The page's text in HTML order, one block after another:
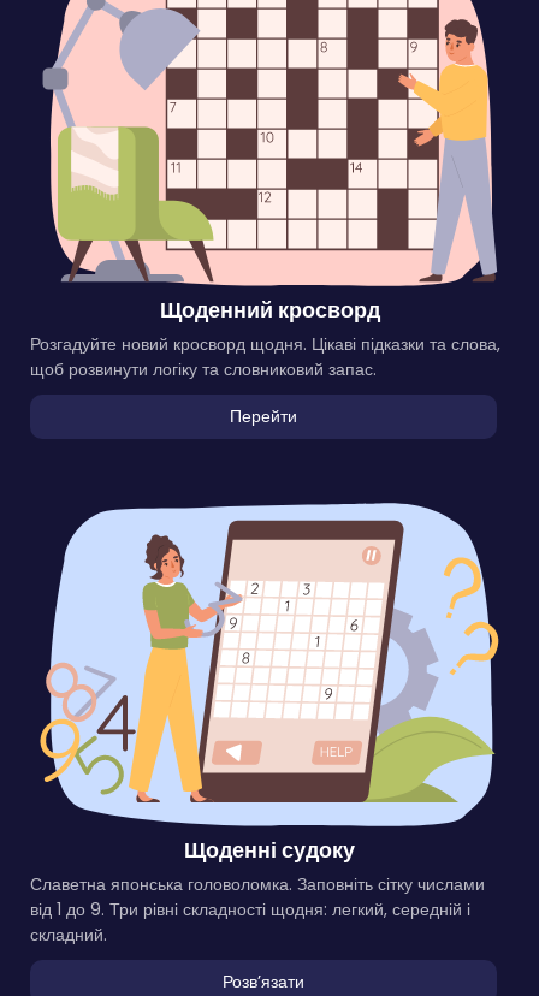
Щоденний кросворд
Розгадуйте новий кросворд щодня. Цікаві підказки та слова,
щоб розвинути логіку та словниковий запас.
Перейти
Щоденні судоку
Славетна японська головоломка. Заповніть сітку числами
від 1 до 9. Три рівні складності щодня: легкий, середній і
складний.
Розвʼязати